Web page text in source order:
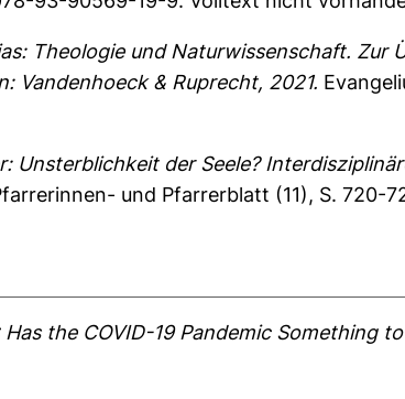
Theologie und Naturwissenschaft. Zur
Vandenhoeck & Ruprecht, 2021.
Unsterblichkeit der Seele?
und Pfarrerblatt (11), S. 720-
the COVID-19 Pandemic Something